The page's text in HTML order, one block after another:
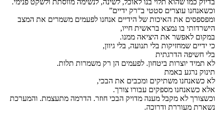
בדיוק כמו שהוא תלוי בנו לאוכל, לשינה, לנשימה מווסתת ולשקט פנימי.
וכשאנחנו עוצרים סטטי ב“רק ידיים”
ומפספסים את האיכות של הידיים אנחנו לפעמים משמרים את המצב
הישרדותי בו נמצא בראשית חייו,
במקום לאפשר את היציאה ממנו.
כי ידיים שמחזיקות בלי תנועה, בלי גיוון,
בלי חשיפה הדרגתית
לא תמיד יוצרות ביטחון. לפעמים הן רק משמרות תלות.
תינוק נרגע באמת
לא כשאנחנו משתיקים ומכבים את הבכי,
אלא כשאנחנו מספקים עבורו צורך.
וכשצורך לא מקבל מענה מדויק הבכי חוזר. הדרמה מתעצמת. והמערכת
נשארת מעוררת ודרוכה.